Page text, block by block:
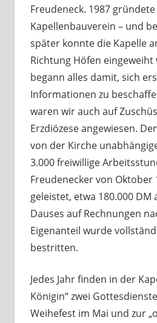
Freudeneck. 1987
Kapellenbauverein – und
später konnte die Kapelle
Richtung Höfen
begann alles damit, sich
Informationen zu
waren wir auch auf
Erzdiözese angewiesen.
von der Kirche
3.000 freiwillige
Freudenecker von Oktober
geleistet, etwa 180.000 DM
Dauses auf Rechnungen
Eigenanteil wurde
bestritten.
Jedes Jahr finden in der
Königin“ zwei
Weihefest im Mai und zur